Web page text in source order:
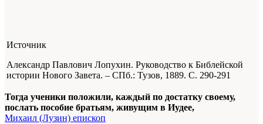
Источник
Александр Павлович Лопухин. Руководство к Библейской
истории Нового Завета. – СПб.: Тузов, 1889. С. 290-291
Тогда ученики положили, каждый по достатку своему,
послать пособие братьям, живущим в Иудее,
Михаил (Лузин) епископ